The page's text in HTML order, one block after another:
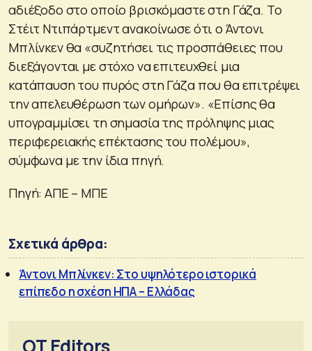
αδιέξοδο στο οποίο βρισκόμαστε στη Γάζα. Το
Στέιτ Ντιπάρτμεντ ανακοίνωσε ότι ο Άντονι
Μπλίνκεν θα «συζητήσει τις προσπάθειες που
διεξάγονται με στόχο να επιτευχθεί μια
κατάπαυση του πυρός στη Γάζα που θα επιτρέψει
την απελευθέρωση των ομήρων». «Επίσης θα
υπογραμμίσει τη σημασία της πρόληψης μιας
περιφερειακής επέκτασης του πολέμου»,
σύμφωνα με την ίδια πηγή.
Πηγή: ΑΠΕ – ΜΠΕ
Σχετικά άρθρα:
Άντονι Μπλίνκεν: Στο υψηλότερο ιστορικά
επίπεδο η σχέση ΗΠΑ – Ελλάδας
OT Editors